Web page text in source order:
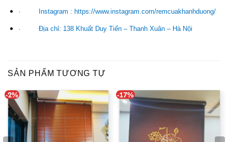
· Instagram : https://www.instagram.com/remcuakhanhduong/
· Địa chỉ: 138 Khuất Duy Tiến – Thanh Xuân – Hà Nội
SẢN PHẨM TƯƠNG TỰ
-2% -17%